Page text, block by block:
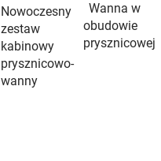
Nowoczesny
zestaw
kabinowy
prysznicowo-
wanny
Wanna w
obudowie
prysznicowej